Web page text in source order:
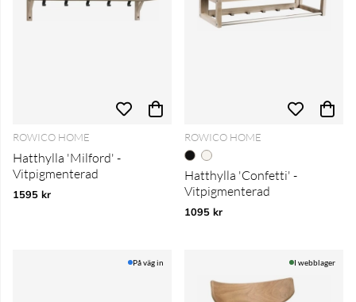
ROWICO HOME
Hatthylla 'Milford' -
Vitpigmenterad
1595 kr
ROWICO HOME
Hatthylla 'Confetti' -
Vitpigmenterad
1095 kr
På väg in I webblager